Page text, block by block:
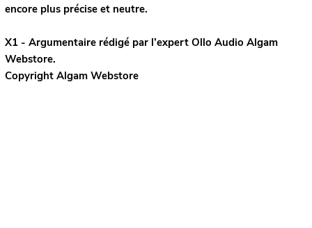
encore plus précise et neutre.
X1 - Argumentaire rédigé par l’expert Ollo Audio Algam
Webstore.
Copyright Algam Webstore